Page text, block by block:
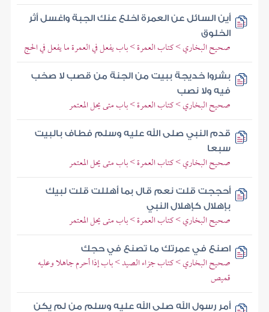
أين السائل عن العمرة اخلع عنك الجبة واغسل أثر
الخلوق
صحيح البخاري > كتاب العمرة > باب يفعل في العمرة ما يفعل في الحج
بشروا خديجة ببيت من الجنة من قصب لا صخب
فيه ولا نصب
صحيح البخاري > كتاب العمرة > باب متى يحل المعتمر
قدم النبي صلى الله عليه وسلم فطاف بالبيت
سبعا
صحيح البخاري > كتاب العمرة > باب متى يحل المعتمر
أحججت قلت نعم قال بما أهللت قلت لبيك
بإهلال كإهلال النبي
صحيح البخاري > كتاب العمرة > باب متى يحل المعتمر
اصنع في عمرتك ما تصنع في حجك
صحيح البخاري > كتاب جزاء الصيد > باب إذا أحرم جاهلا وعليه
قميص
أمر رسول الله صلى الله عليه وسلم من لم يكن